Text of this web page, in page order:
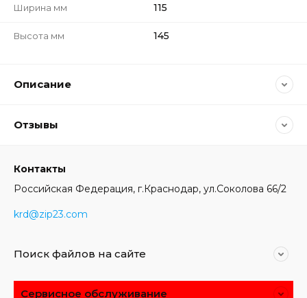
Ширина мм 115
Высота мм 145
Описание
Отзывы
Контакты
Российская Федерация, г.Краснодар, ул.Соколова 66/2
krd@zip23.com
Поиск файлов на сайте
Сервисное обслуживание